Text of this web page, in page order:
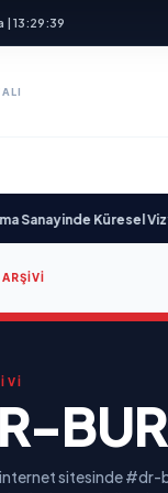
| 13:29:40
Küresel
sitesinde #dr-